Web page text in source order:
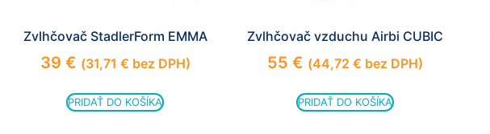
Zvlhčovač StadlerForm EMMA
39 € (31,71 € bez DPH)
PRIDAŤ DO KOŠÍKA
Zvlhčovač vzduchu Airbi CUBIC
55 € (44,72 € bez DPH)
PRIDAŤ DO KOŠÍKA